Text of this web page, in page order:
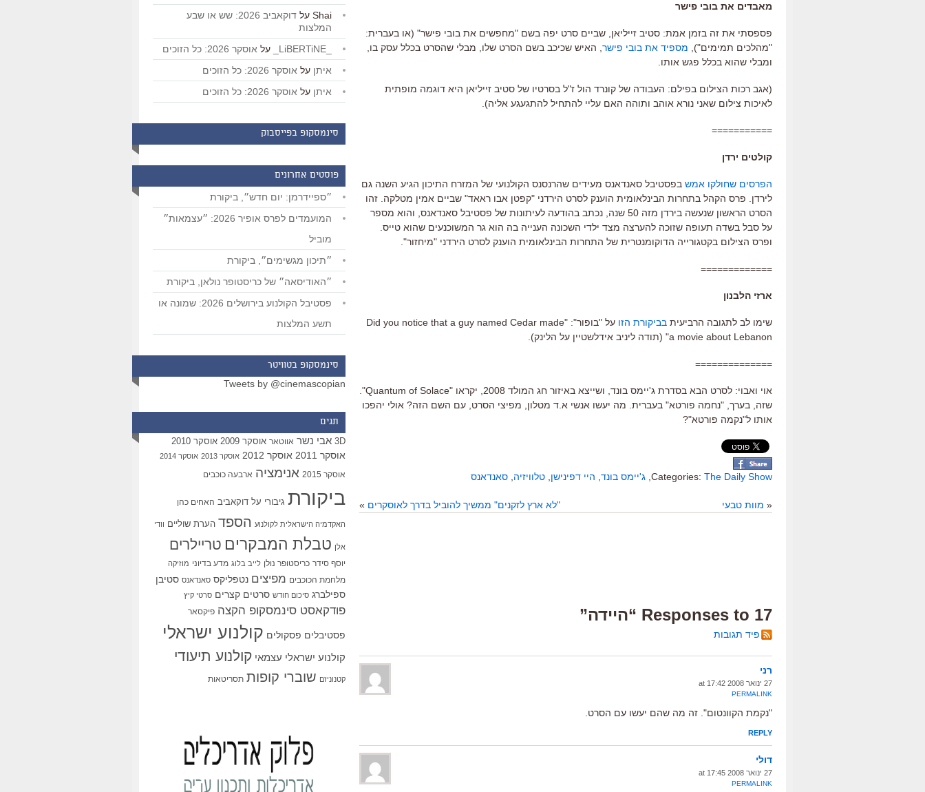
מאבדים את בובי פישר
פספסתי את זה בזמן אמת: סטיב זייליאן, שביים סרט יפה בשם "מחפשים את בובי פישר" (או בעברית:
"מהלכים תמימים"), מספיד את בובי פישר , האיש שכיכב בשם הסרט שלו, מבלי שהסרט בכלל עסק בו,
ומבלי שהוא בכלל פגש אותו.
(אגב רכות הצילום בפילם: העבודה של קונרד הול ז"ל בסרטיו של סטיב זייליאן היא דוגמה מופתית
לאיכות צילום שאני נורא אוהב ותוהה האם עליי להתחיל להתגעגע אליה).
===========
קולטים ירדן
הפרסים שחולקו אמש בפסטיבל סאנדאנס מעידים שהרנסנס הקולנועי של המזרח התיכון הגיע השנה גם
לירדן. פרס הקהל בתחרות הבינלאומית הוענק לסרט הירדני "קפטן אבו ראאד" שביים אמין מטלקה. זהו
הסרט הראשון שנעשה בירדן מזה 50 שנה, נכתב בהודעה לעיתונות של פסטיבל סאנדאנס, והוא מספר
על סבל בשדה תעופה שזוכה להערצה מצד ילדי השכונה הענייה בה הוא גר המשוכנעים שהוא טייס.
ופרס הצילום בקטגורייה הדוקומנטרית של התחרות הבינלאומית הוענק לסרט הירדני "מיחזור".
=============
ארזי הלבנון
שימו לב לתגובה הרביעית בביקורת הזו
על "בופור": "Did you notice that a guy named Cedar made
a movie about Lebanon" (תודה ליניב אידלשטיין על הלינק).
==============
אוי ואבוי: לסרט הבא בסדרת ג'יימס בונד, ושייצא באיזור חג המולד 2008, יקראו "Quantum of Solace".
שזה, בערך, "נחמה פורטא" בעברית. מה יעשו אנשי א.ד מטלון, מפיצי הסרט, עם השם הזה? אולי יהפכו
אותו ל"נקמה פורטא"?
Categories: The Daily Show ג'יימס בונד היי דפינישן טלוויזיה סאנדאנס
« מוות טבעי "לא ארץ לזקנים" ממשיך להוביל בדרך לאוסקרים »
17 Responses to “היידה”
פיד תגובות
רני
27 ינואר 2008 at 17:42
PERMALINK
"נקמת הקוונטום". זה מה שהם יעשו עם הסרט.
REPLY
דולי
27 ינואר 2008 at 17:45
PERMALINK
Shai על
דוקאביב 2026: שש או שבע
המלצות
על אוסקר 2026: כל הזוכים
איתן על אוסקר 2026: כל הזוכים
איתן על אוסקר 2026: כל הזוכים
סינמסקופ בפייסבוק
פוסטים אחרונים
״ספיידרמן: יום חדש״, ביקורת
המועמדים לפרס אופיר 2026: ״עצמאות״
מוביל
״תיכון מגשימים״, ביקורת
״האודיסאה״ של כריסטופר נולאן, ביקורת
פסטיבל הקולנוע בירושלים 2026: שמונה או
תשע המלצות
סינמסקופ בטוויטר
Tweets by @cinemascopian
תגים
3D אבי נשר אווטאר אוסקר 2009 אוסקר 2010
אוסקר 2011 אוסקר 2012 אוסקר 2013 אוסקר 2014
אוסקר 2015 אנימציה ארבעה כוכבים
ביקורת גיבורי על דוקאביב האחים כהן
האקדמיה הישראלית לקולנוע הספד הערת שוליים וודי
אלן טבלת המבקרים טריילרים
יוסף סידר כריסטופר נולן לייב בלוג מדע בדיוני מוזיקה
מלחמת הכוכבים מפיצים נטפליקס סאנדאנס סטיבן
ספילברג סיכום חודש סרטים קצרים סרטי קיץ
פודקאסט סינמסקופ הקצה פיקסאר
פסטיבלים פסקולים קולנוע ישראלי
קולנוע ישראלי עצמאי קולנוע תיעודי
קטנוניזם שוברי קופות תסריטאות